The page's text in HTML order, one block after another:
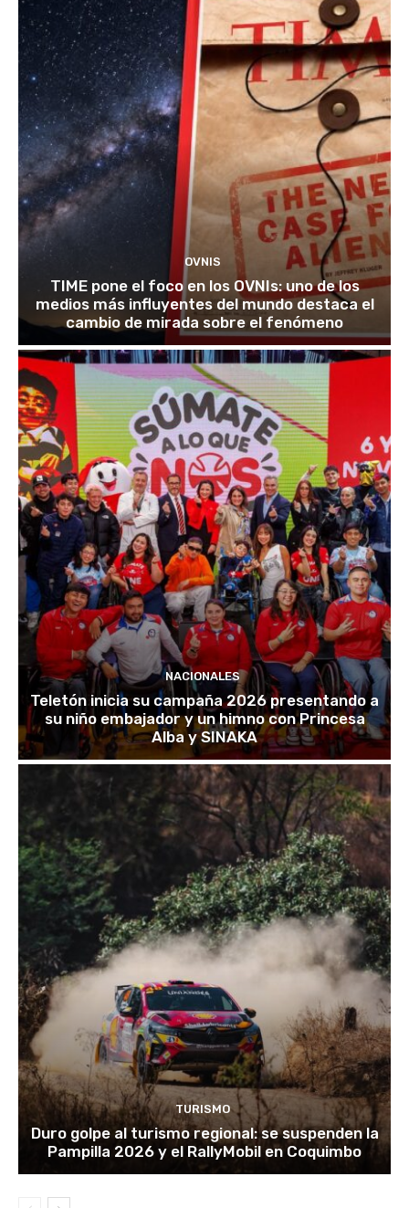
OVNIS
TIME pone el foco en los OVNIs: uno de los
medios más influyentes del mundo destaca el
cambio de mirada sobre el fenómeno
NACIONALES
Teletón inicia su campaña 2026 presentando a
su niño embajador y un himno con Princesa
Alba y SINAKA
TURISMO
Duro golpe al turismo regional: se suspenden la
Pampilla 2026 y el RallyMobil en Coquimbo